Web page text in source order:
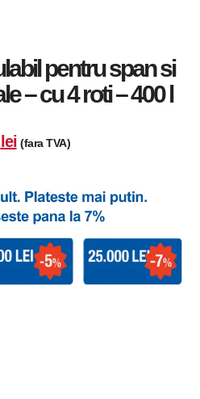
pentru span si
– cu 4 roti – 400 l
lei (fara TVA)